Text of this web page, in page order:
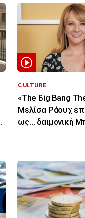
CULTURE
«The Big Bang
Μελίσα Ράουχ
ως… δαιμονική